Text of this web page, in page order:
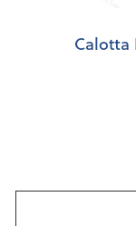
Calotta